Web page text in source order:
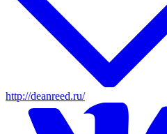
http://deanreed.ru/